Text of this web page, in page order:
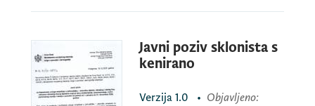
Javni poziv sklonista s
kenirano
Verzija 1.0 • Objavljeno: